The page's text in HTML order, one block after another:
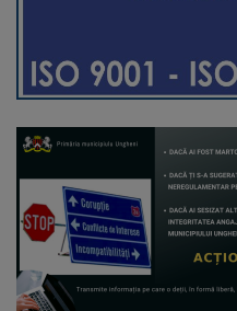
Primar
Viceprimari
Organigrama
Aparatul
primăriei